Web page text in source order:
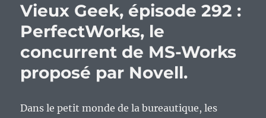
Vieux Geek, épisode 292 :
PerfectWorks, le
concurrent de MS-Works
proposé par Novell.
Dans le petit monde de la bureautique, les